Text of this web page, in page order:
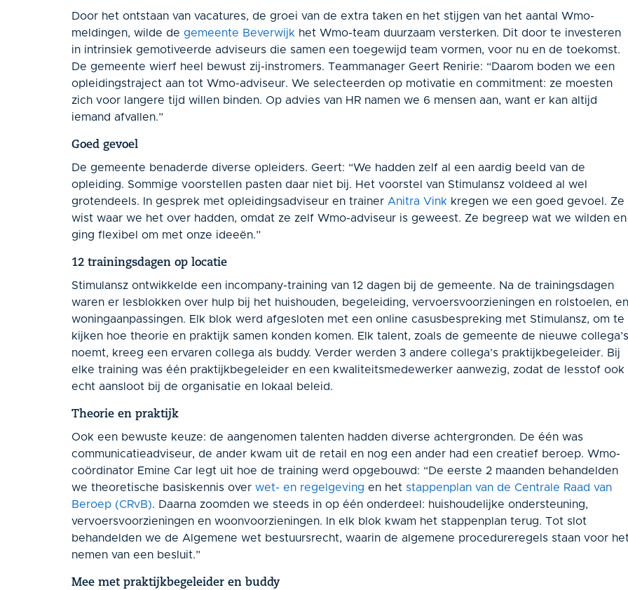
Door het ontstaan van vacatures, de groei van de extra taken en het stijgen van het aantal Wmo-
meldingen, wilde de gemeente Beverwijk het Wmo-team duurzaam versterken. Dit door te investeren
in intrinsiek gemotiveerde adviseurs die samen een toegewijd team vormen, voor nu en de toekomst.
De gemeente wierf heel bewust zij-instromers. Teammanager Geert Renirie: “Daarom boden we een
opleidingstraject aan tot Wmo-adviseur. We selecteerden op motivatie en commitment: ze moesten
zich voor langere tijd willen binden. Op advies van HR namen we 6 mensen aan, want er kan altijd
iemand afvallen.”
Goed gevoel
De gemeente benaderde diverse opleiders. Geert: “We hadden zelf al een aardig beeld van de
opleiding. Sommige voorstellen pasten daar niet bij. Het voorstel van Stimulansz voldeed al wel
grotendeels. In gesprek met opleidingsadviseur en trainer Anitra Vink kregen we een goed gevoel. Ze
wist waar we het over hadden, omdat ze zelf Wmo-adviseur is geweest. Ze begreep wat we wilden en
ging flexibel om met onze ideeën.”
12 trainingsdagen op locatie
Stimulansz ontwikkelde een incompany-training van 12 dagen bij de gemeente. Na de trainingsdagen
waren er lesblokken over hulp bij het huishouden, begeleiding, vervoersvoorzieningen en rolstoelen, en
woningaanpassingen. Elk blok werd afgesloten met een online casusbespreking met Stimulansz, om te
kijken hoe theorie en praktijk samen konden komen. Elk talent, zoals de gemeente de nieuwe collega’s
noemt, kreeg een ervaren collega als buddy. Verder werden 3 andere collega’s praktijkbegeleider. Bij
elke training was één praktijkbegeleider en een kwaliteitsmedewerker aanwezig, zodat de lesstof ook
echt aansloot bij de organisatie en lokaal beleid.
Theorie en praktijk
Ook een bewuste keuze: de aangenomen talenten hadden diverse achtergronden. De één was
communicatieadviseur, de ander kwam uit de retail en nog een ander had een creatief beroep. Wmo-
coördinator Emine Car legt uit hoe de training werd opgebouwd: “De eerste 2 maanden behandelden
we theoretische basiskennis over wet- en regelgeving en het stappenplan van de Centrale Raad van
Beroep (CRvB). Daarna zoomden we steeds in op één onderdeel: huishoudelijke ondersteuning,
vervoersvoorzieningen en woonvoorzieningen. In elk blok kwam het stappenplan terug. Tot slot
behandelden we de Algemene wet bestuursrecht, waarin de algemene procedureregels staan voor
nemen van een besluit.”
Mee met praktijkbegeleider en buddy